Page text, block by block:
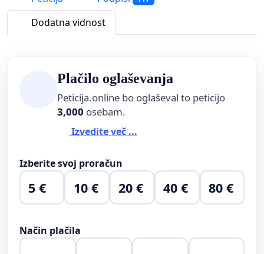
Dodatna vidnost
Plačilo oglaševanja
Peticija.online bo oglaševal to peticijo
3,000 osebam.
Izvedite več ...
Izberite svoj proračun
5 € 10 € 20 € 40 € 80 €
Način plačila